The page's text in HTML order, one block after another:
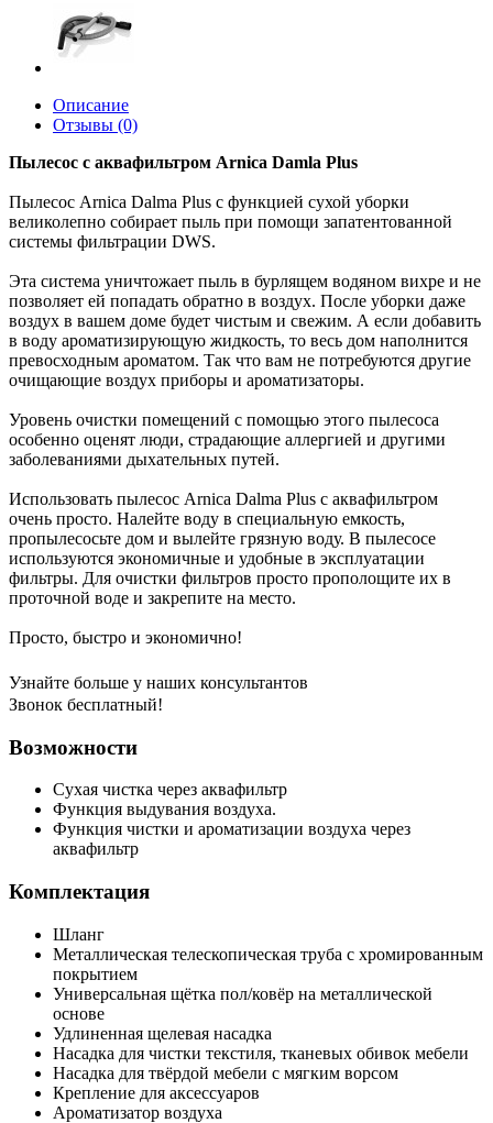
Описание
Отзывы (0)
Пылесос с аквафильтром Arnica Damla Plus
Пылесос Arnica Dalma Plus с функцией сухой уборки
великолепно собирает пыль при помощи запатентованной
системы фильтрации DWS.
Эта система уничтожает пыль в бурлящем водяном вихре и не
позволяет ей попадать обратно в воздух. После уборки даже
воздух в вашем доме будет чистым и свежим. А если добавить
в воду ароматизирующую жидкость, то весь дом наполнится
превосходным ароматом. Так что вам не потребуются другие
очищающие воздух приборы и ароматизаторы.
Уровень очистки помещений с помощью этого пылесоса
особенно оценят люди, страдающие аллергией и другими
заболеваниями дыхательных путей.
Использовать пылесос Arnica Dalma Plus с аквафильтром
очень просто. Налейте воду в специальную емкость,
пропылесосьте дом и вылейте грязную воду. В пылесосе
используются экономичные и удобные в эксплуатации
фильтры. Для очистки фильтров просто прополощите их в
проточной воде и закрепите на место.
Просто, быстро и экономично!
Узнайте больше у наших консультантов
Звонок бесплатный!
Возможности
Сухая чистка через аквафильтр
Функция выдувания воздуха.
Функция чистки и ароматизации воздуха через
аквафильтр
Комплектация
Шланг
Металлическая телескопическая труба с хромированным
покрытием
Универсальная щётка пол/ковёр на металлической
основе
Удлиненная щелевая насадка
Насадка для чистки текстиля, тканевых обивок мебели
Насадка для твёрдой мебели с мягким ворсом
Крепление для аксессуаров
Ароматизатор воздуха